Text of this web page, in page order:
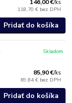
146,00 €/ks
118,70 € bez DPH
Pridať do košíka
85,90 €/ks
69,84 € bez DPH
Skladom
Pridať do košíka